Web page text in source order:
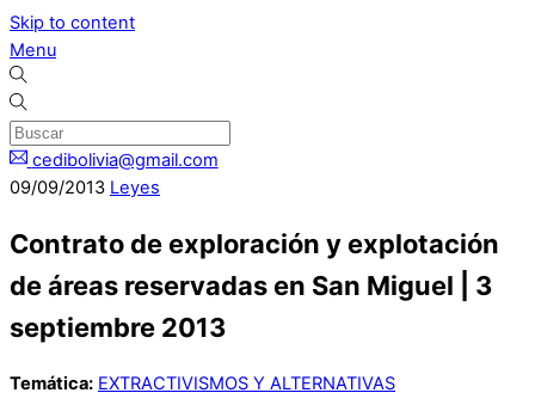
Skip to content
Menu
cedibolivia@gmail.com
09/09/2013 Leyes
Contrato de exploración y explotación
de áreas reservadas en San Miguel | 3
septiembre 2013
Temática: EXTRACTIVISMOS Y ALTERNATIVAS